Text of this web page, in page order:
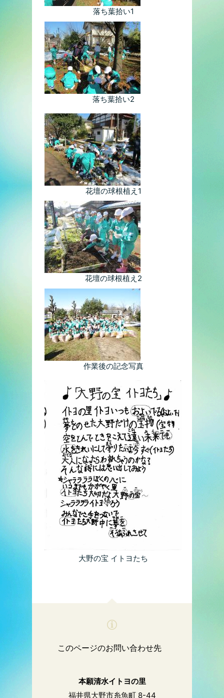
落ち葉拾い1
落ち葉拾い2
花壇の球根植え1
花壇の球根植え2
作業後の記念写真
大野の宝 イトヨたち
このページのお問い合わせ先
本願清水イトヨの里
福井県大野市糸魚町 8-44